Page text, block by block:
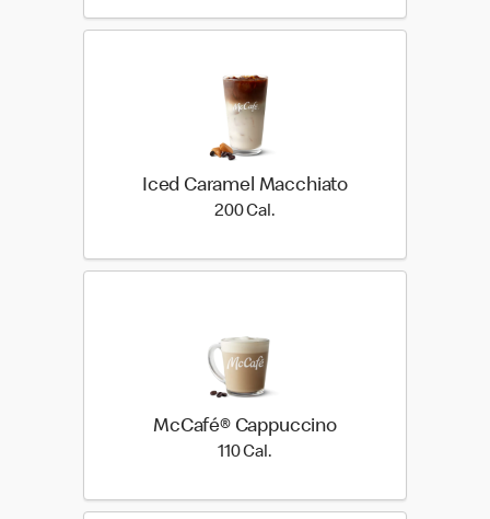
Iced Caramel Macchiato
200 Cal.200 Cal.
McCafé® Cappuccino
110 Cal.110 Cal.